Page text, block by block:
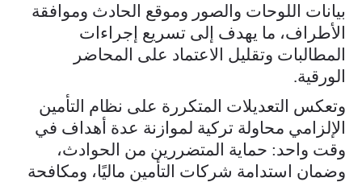
بيانات اللوحات والصور وموقع الحادث وموافقة
الأطراف، ما يهدف إلى تسريع إجراءات
المطالبات وتقليل الاعتماد على المحاضر
الورقية.
وتعكس التعديلات المتكررة على نظام التأمين
الإلزامي محاولة تركية لموازنة عدة أهداف في
وقت واحد: حماية المتضررين من الحوادث،
وضمان استدامة شركات التأمين ماليًا، ومكافحة